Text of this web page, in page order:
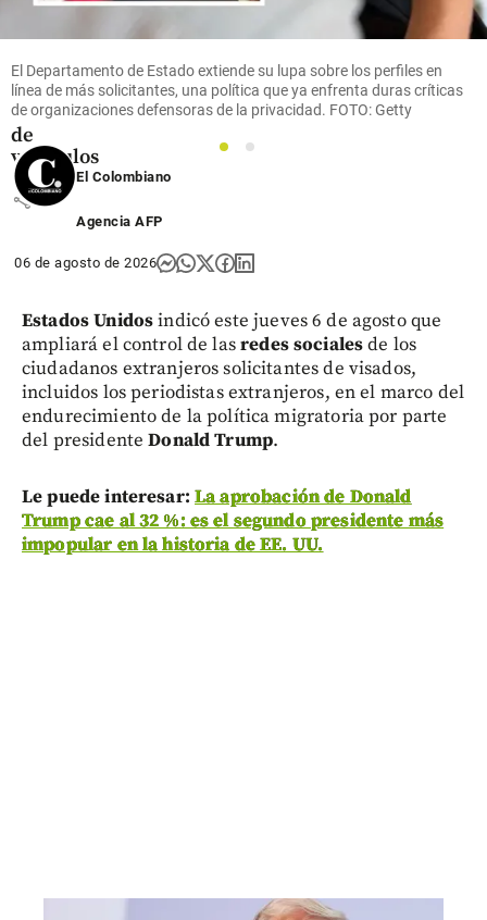
mujeres
al volante
y récord
de
vehículos
share
El Departamento de Estado extiende su lupa sobre los perfiles en
línea de más solicitantes, una política que ya enfrenta duras críticas
de organizaciones defensoras de la privacidad. FOTO: Getty
1
2
El Colombiano
Agencia AFP
06 de agosto de 2026
Estados Unidosindicó este jueves 6 de agosto que
ampliará el control de lasredes socialesde los
ciudadanos extranjeros solicitantes de visados,
incluidos los periodistas extranjeros, en el marco del
endurecimiento de la política migratoria por parte
del presidenteDonald Trump.
Le puede interesar: La aprobación de Donald
Trump cae al 32 %: es el segundo presidente más
impopular en la historia de EE. UU.